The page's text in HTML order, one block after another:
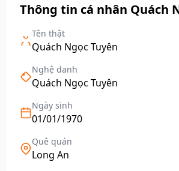
Thông tin cá nhân Quách
Tên thật
Quách Ngọc Tuyên
Nghệ danh
Quách Ngọc Tuyên
Ngày sinh
01/01/1970
Quê quán
Long An